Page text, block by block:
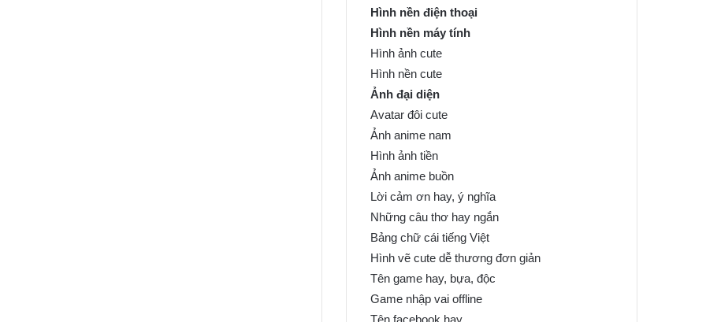
Hình nền điện thoại
Hình nền máy tính
Hình ảnh cute
Hình nền cute
Ảnh đại diện
Avatar đôi cute
Ảnh anime nam
Hình ảnh tiền
Ảnh anime buồn
Lời cảm ơn hay, ý nghĩa
Những câu thơ hay ngắn
Bảng chữ cái tiếng Việt
Hình vẽ cute dễ thương đơn giản
Tên game hay, bựa, độc
Game nhập vai offline
Tên facebook hay